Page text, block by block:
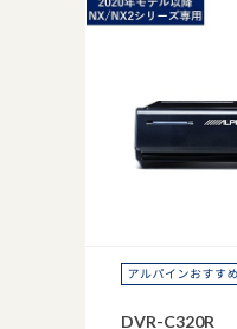
DVR-C320R